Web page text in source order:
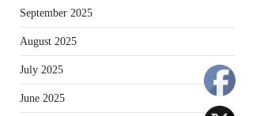
September 2025
August 2025
July 2025
June 2025